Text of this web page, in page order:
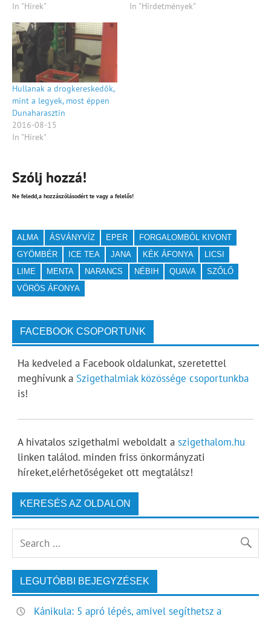
In "Hírek"
In "Hirdetmények"
Hullanak a drogkereskedők,
mint a legyek, most éppen
Dunaharasztin
2016-08-15
In "Hírek"
Szólj hozzá!
Ne feledd,a hozzászólásodért te vagy a felelős!
ALMA ÁSVÁNYVÍZ EPER
FORGALOMBÓL KIVONT
GYÖMBÉR
ICE TEA JANA KÉK ÁFONYA
LICSI
LIME
MENTA NARANCS NÉBIH QUAVA
SZŐLŐ
VÖRÖS ÁFONYA
FACEBOOK CSOPORTUNK
Ha kedveled a Facebook oldalunkat, szeretettel
meghívunk a Szigethalmiak közössége csoportunkba
is!
A hivatalos szigethalmi weboldalt a szigethalom.hu
linken találod. minden friss önkormányzati
híreket,elérhetőségeket ott megtalálsz!
KERESÉS AZ OLDALON
LEGUTÓBBI BEJEGYZÉSEK
Kánikula: 5 apró lépés, amivel segíthetsz a